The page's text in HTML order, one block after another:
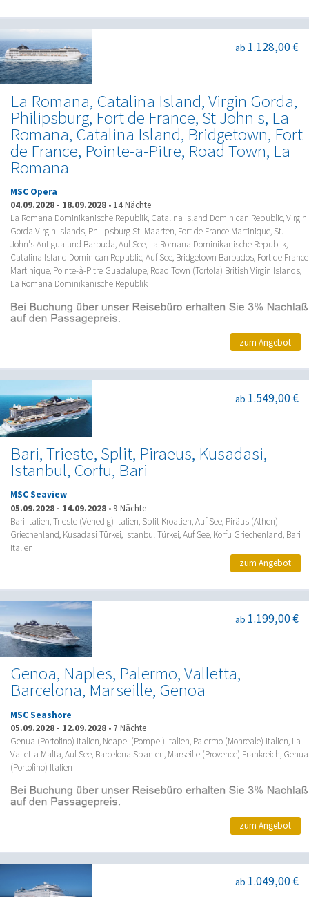
La Romana, Catalina Island, Virgin Gorda,
Philipsburg, Fort de France, St John s, La
Romana, Catalina Island, Bridgetown, Fort
de France, Pointe-a-Pitre, Road Town, La
Romana
ab 1.128,00 €
MSC Opera
04.09.2028 - 18.09.2028 • 14 Nächte
La Romana Dominikanische Republik, Catalina Island Dominican Republic, Virgin
Gorda Virgin Islands, Philipsburg St. Maarten, Fort de France Martinique, St.
John's Antigua und Barbuda, Auf See, La Romana Dominikanische Republik,
Catalina Island Dominican Republic, Auf See, Bridgetown Barbados, Fort de France
Martinique, Pointe-à-Pitre Guadalupe, Road Town (Tortola) British Virgin Islands,
La Romana Dominikanische Republik
zum Angebot
Bari, Trieste, Split, Piraeus, Kusadasi,
Istanbul, Corfu, Bari
ab 1.549,00 €
MSC Seaview
05.09.2028 - 14.09.2028 • 9 Nächte
Bari Italien, Trieste (Venedig) Italien, Split Kroatien, Auf See, Piräus (Athen)
Griechenland, Kusadasi Türkei, Istanbul Türkei, Auf See, Korfu Griechenland, Bari
Italien
zum Angebot
Genoa, Naples, Palermo, Valletta,
Barcelona, Marseille, Genoa
ab 1.199,00 €
MSC Seashore
05.09.2028 - 12.09.2028 • 7 Nächte
Genua (Portofino) Italien, Neapel (Pompei) Italien, Palermo (Monreale) Italien, La
Valletta Malta, Auf See, Barcelona Spanien, Marseille (Provence) Frankreich, Genua
(Portofino) Italien
zum Angebot
ab 1.049,00 €